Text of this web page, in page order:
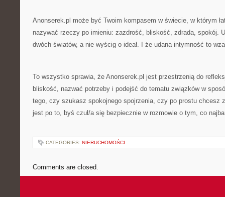
Anonserek.pl może być Twoim kompasem w świecie, w którym
nazywać rzeczy po imieniu: zazdrość, bliskość, zdrada, spokój.
dwóch światów, a nie wyścig o ideał. I że udana intymność to
To wszystko sprawia, że Anonserek.pl jest przestrzenią do
bliskość, nazwać potrzeby i podejść do tematu związków w
tego, czy szukasz spokojnego spojrzenia, czy po prostu chcesz
jest po to, byś czuł/a się bezpiecznie w rozmowie o tym, co
CATEGORIES: NIERUCHOMOŚCI
Comments are closed.